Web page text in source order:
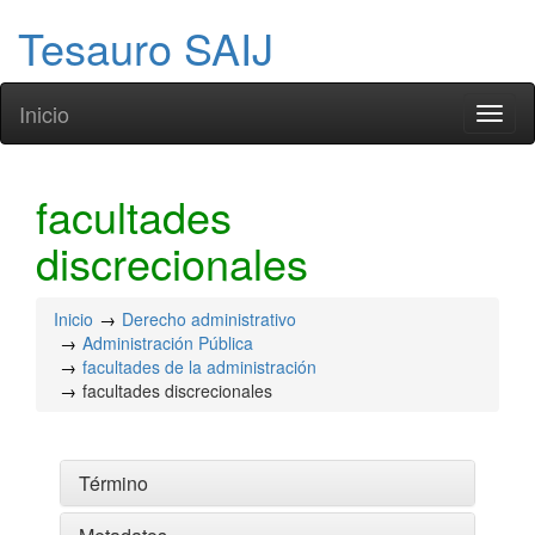
Tesauro SAIJ
Inicio
facultades
discrecionales
Inicio
Derecho administrativo
Administración Pública
facultades de la administración
facultades discrecionales
Término